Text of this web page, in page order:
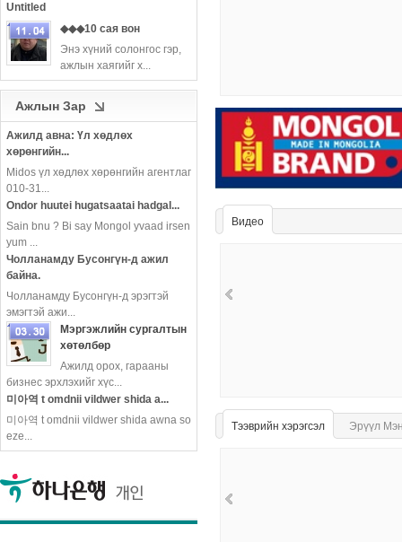
Untitled
more
◆◆◆10 сая вон
Энэ хүний ​​солонгос гэр,
ажлын хаягийг х...
Ажлын Зар
Ажилд авна: Үл хөдлөх
хөрөнгийн...
Midos үл хөдлөх хөрөнгийн агентлаг
010-31...
Ondor huutei hugatsaatai hadgal...
Sain bnu ? Bi say Mongol yvaad irsen
yum ...
Чолланамду Бусонгүн-д ажил
байна.
Чолланамду Бусонгүн-д эрэгтэй
эмэгтэй ажи...
more
Мэргэжлийн сургалтын
хөтөлбөр
Ажилд орох, гарааны
бизнес эрхлэхийг хүс...
미아역 t omdnii vildwer shida a...
미아역 t omdnii vildwer shida awna so
eze...
Видео
Тээврийн хэрэгсэл Эрүүл